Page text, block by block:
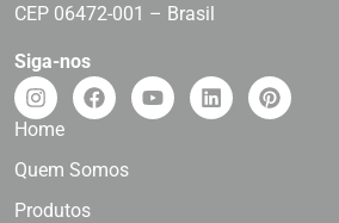
CEP 06472-001 – Brasil
Siga-nos
Home
Quem Somos
Produtos